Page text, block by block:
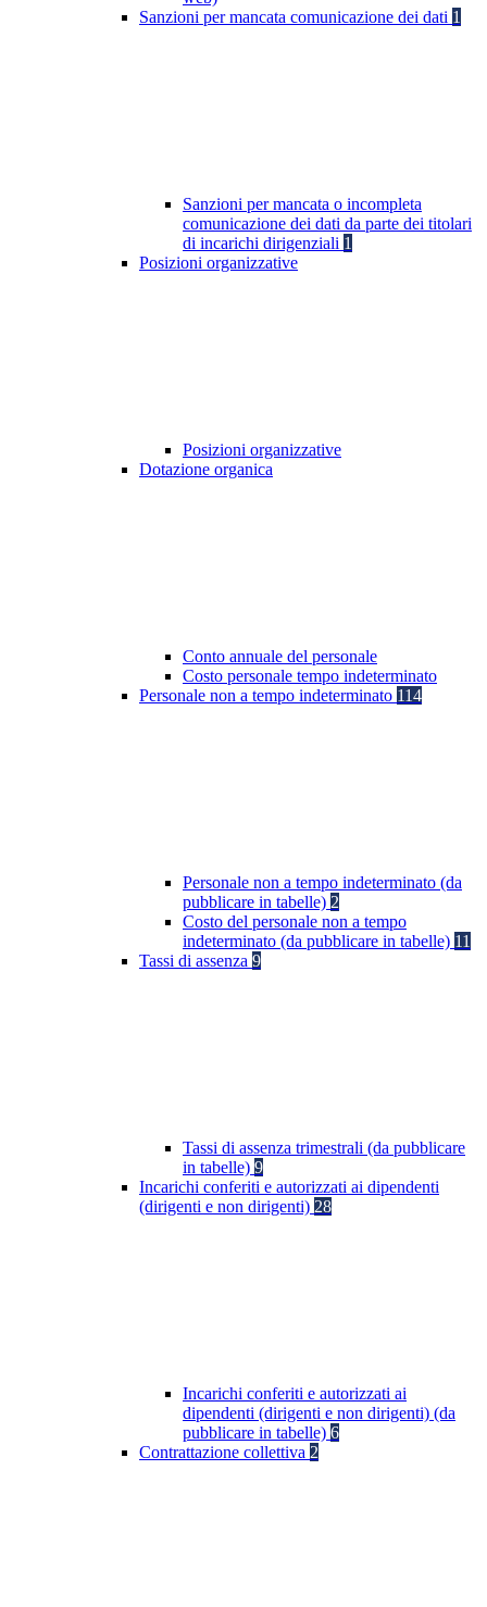
Sanzioni per mancata comunicazione dei dati 1
Sanzioni per mancata o incompleta
comunicazione dei dati da parte dei titolari
di incarichi dirigenziali 1
Posizioni organizzative
Posizioni organizzative
Dotazione organica
Conto annuale del personale
Costo personale tempo indeterminato
Personale non a tempo indeterminato 114
Personale non a tempo indeterminato (da
pubblicare in tabelle) 2
Costo del personale non a tempo
indeterminato (da pubblicare in tabelle) 11
Tassi di assenza 9
Tassi di assenza trimestrali (da pubblicare
in tabelle) 9
Incarichi conferiti e autorizzati ai dipendenti
(dirigenti e non dirigenti) 28
Incarichi conferiti e autorizzati ai
dipendenti (dirigenti e non dirigenti) (da
pubblicare in tabelle) 6
Contrattazione collettiva 2